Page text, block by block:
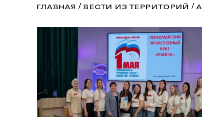
ГЛАВНАЯ /ВЕСТИ ИЗ ТЕРРИТОРИЙ /